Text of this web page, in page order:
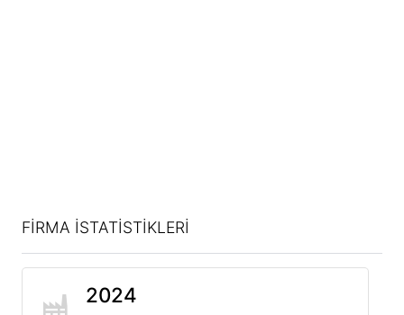
FİRMA İSTATİSTİKLERİ
2024